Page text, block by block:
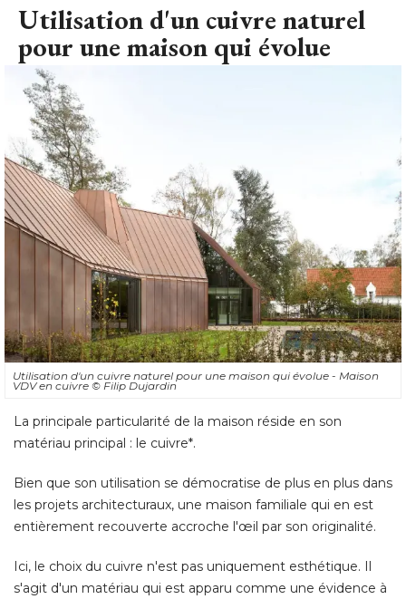
Utilisation d'un cuivre naturel
pour une maison qui évolue
Utilisation d'un cuivre naturel pour une maison qui évolue - Maison
VDV en cuivre © Filip Dujardin
La principale particularité de la maison réside en son
matériau principal : le cuivre*.
Bien que son utilisation se démocratise de plus en plus dans
les projets architecturaux, une maison familiale qui en est
entièrement recouverte accroche l'œil par son originalité.
Ici, le choix du cuivre n'est pas uniquement esthétique. Il
s'agit d'un matériau qui est apparu comme une évidence à